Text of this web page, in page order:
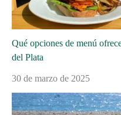
Qué opciones de menú
del Plata
30 de marzo de 2025